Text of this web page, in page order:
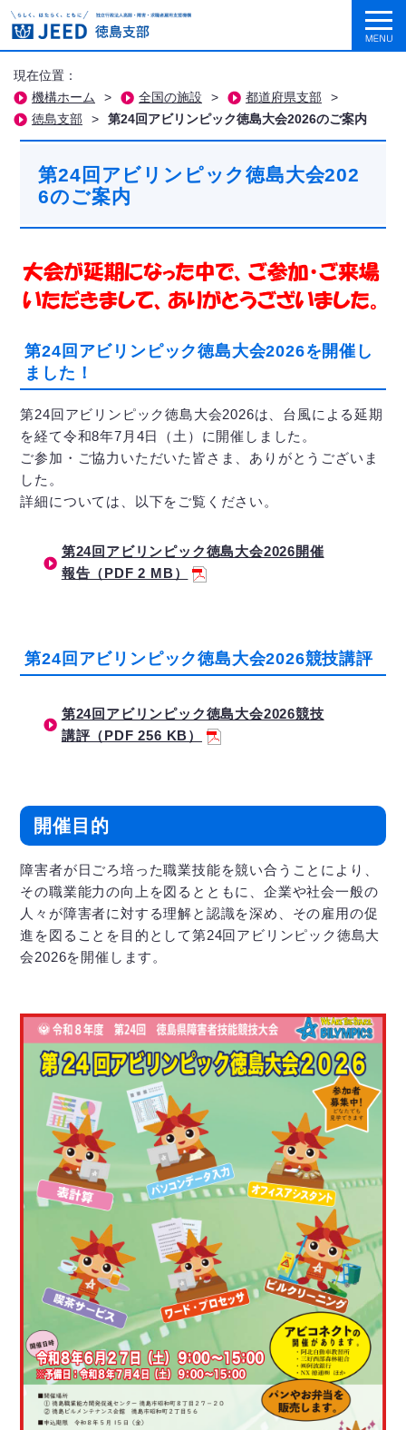
現在位置：
機構ホーム
> 全国の施設 > 都道府県支部
>
徳島支部
> 第24回アビリンピック徳島大会2026のご案内
第24回アビリンピック徳島大会202
6のご案内
第24回アビリンピック徳島大会2026を開催し
ました！
第24回アビリンピック徳島大会2026は、台風による延期
を経て令和8年7月4日（土）に開催しました。
ご参加・ご協力いただいた皆さま、ありがとうございま
した。
詳細については、以下をご覧ください。
第24回アビリンピック徳島大会2026開催
報告（PDF 2 MB）
第24回アビリンピック徳島大会2026競技講評
第24回アビリンピック徳島大会2026競技
講評（PDF 256 KB）
開催目的
障害者が日ごろ培った職業技能を競い合うことにより、
その職業能力の向上を図るとともに、企業や社会一般の
人々が障害者に対する理解と認識を深め、その雇用の促
進を図ることを目的として第24回アビリンピック徳島大
会2026を開催します。